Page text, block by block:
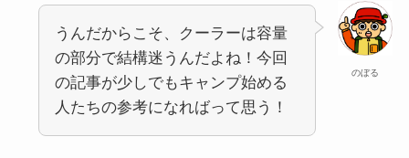
のぼる
うんだからこそ、クーラーは容量
の部分で結構迷うんだよね！今回
の記事が少しでもキャンプ始める
人たちの参考になればって思う！